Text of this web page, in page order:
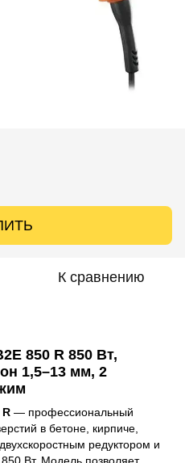
К сравнению
850 R 850 Вт,
1,5–13 мм, 2
R — профессиональный
в бетоне, кирпиче,
редуктором и